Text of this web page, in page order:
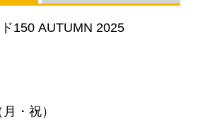
150 AUTUMN 2025
・祝）